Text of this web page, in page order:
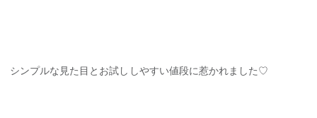
シンプルな見た目とお試ししやすい値段に惹かれました♡